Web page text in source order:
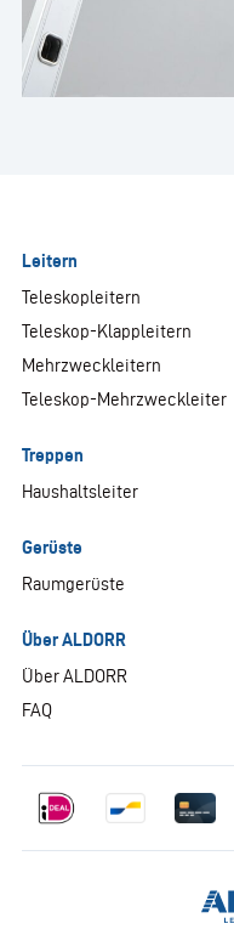
Leitern
Teleskopleitern
Teleskop-Klappleitern
Mehrzweckleitern
Teleskop-Mehrzweckleiter
Treppen
Haushaltsleiter
Gerüste
Raumgerüste
Über ALDORR
Über ALDORR
FAQ